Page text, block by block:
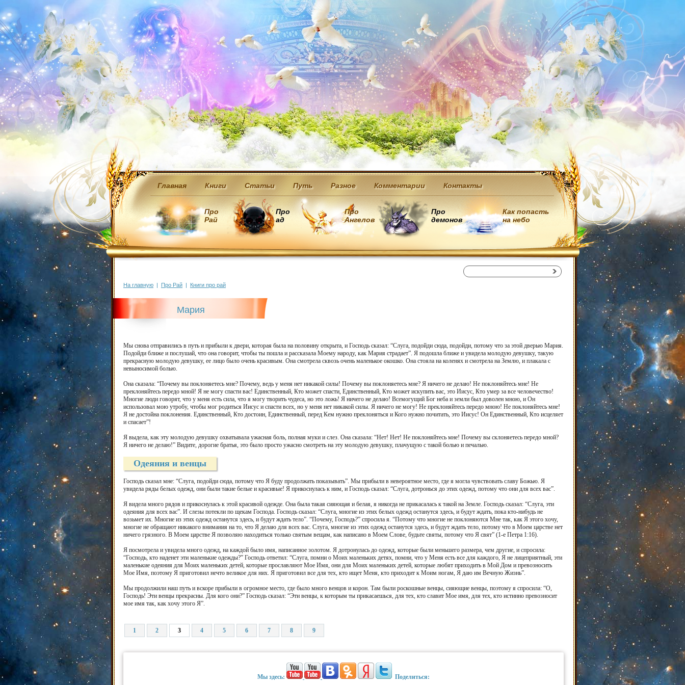
Главная Книги Статьи Путь Разное Комментарии Контакты
Про
Рай
Про
ад
Про
Ангелов
Про
демонов
Как попасть
на небо
На главную | Про Рай | Книги про рай
Мария
Мы снова отправились в путь и прибыли к двери, которая была на половину открыта, и Господь сказал: “Слуга, подойди сюда, подойди, потому что за этой дверью Мария.
Подойди ближе и послушай, что она говорит, чтобы ты пошла и рассказала Моему народу, как Мария страдает”. Я подошла ближе и увидела молодую девушку, такую
прекрасную молодую девушку, ее лицо было очень красивым. Она смотрела сквозь очень маленькое окошко. Она стояла на коленях и смотрела на Землю, и плакала с
невыносимой болью.
Она сказала: “Почему вы поклоняетесь мне? Почему, ведь у меня нет никакой силы! Почему вы поклоняетесь мне? Я ничего не делаю! Не поклоняйтесь мне! Не
преклоняйтесь передо мной! Я не могу спасти вас! Единственный, Кто может спасти, Единственный, Кто может искупить вас, это Иисус, Кто умер за все человечество!
Многие люди говорят, что у меня есть сила, что я могу творить чудеса, но это ложь! Я ничего не делаю! Всемогущий Бог неба и земли был доволен мною, и Он
использовал мою утробу, чтобы мог родиться Иисус и спасти всех, но у меня нет никакой силы. Я ничего не могу! Не преклоняйтесь передо мною! Не поклоняйтесь мне!
Я не достойна поклонения. Единственный, Кто достоин, Единственный, перед Кем нужно преклоняться и Кого нужно почитать, это Иисус! Он Единственный, Кто исцеляет
и спасает”!
Я выдела, как эту молодую девушку охватывала ужасная боль, полная муки и слез. Она сказала: “Нет! Нет! Не поклоняйтесь мне! Почему вы склоняетесь передо мной?
Я ничего не делаю!” Видите, дорогие братья, это было просто ужасно смотреть на эту молодую девушку, плачущую с такой болью и печалью.
Одеяния и венцы
Господь сказал мне: “Слуга, подойди сюда, потому что Я буду продолжать показывать”. Мы прибыли в невероятное место, где я могла чувствовать славу Божью. Я
увидела ряды белых одежд, они были такие белые и красивые! Я прикоснулась к ним, и Господь сказал: “Слуга, дотронься до этих одежд, потому что они для всех вас”.
Я видела много рядов и прикоснулась к этой красивой одежде. Она была такая сияющая и белая, я никогда не прикасалась к такой на Земле. Господь сказал: “Слуга, эти
одеяния для всех вас”. И слезы потекли по щекам Господа. Господь сказал: “Слуга, многие из этих белых одежд останутся здесь, и будут ждать, пока кто-нибудь не
возьмет их. Многие из этих одежд останутся здесь, и будут ждать тело”. “Почему, Господь?” спросила я. “Потому что многие не поклоняются Мне так, как Я этого хочу,
многие не обращают никакого внимания на то, что Я делаю для всех вас. Слуга, многие из этих одежд останутся здесь, и будут ждать тело, потому что в Моем царстве нет
ничего грязного. В Моем царстве Я позволяю находиться только святым вещам, как написано в Моем Слове, будьте святы, потому что Я свят” (1-е Петра 1:16).
Я посмотрела и увидела много одежд, на каждой было имя, написанное золотом. Я дотронулась до одежд, которые были меньшего размера, чем другие, и спросила:
“Господь, кто наденет эти маленькие одежды?” Господь ответил: “Слуга, помни о Моих маленьких детях, помни, что у Меня есть все для каждого, Я не лицеприятный, эти
маленькие одеяния для Моих маленьких детей, которые прославляют Мое Имя, они для Моих маленьких детей, которые любят приходить в Мой Дом и превозносить
Мое Имя, поэтому Я приготовил нечто великое для них. Я приготовил все для тех, кто ищет Меня, кто приходит к Моим ногам, Я даю им Вечную Жизнь”.
Мы продолжили наш путь и вскоре прибыли в огромное место, где было много венцов и корон. Там были роскошные венцы, сияющие венцы, поэтому я спросила: “О,
Господь! Эти венцы прекрасны. Для кого они?” Господь сказал: “Эти венцы, к которым ты прикасаешься, для тех, кто славит Мое имя, для тех, кто истинно превозносит
мое имя так, как хочу этого Я”.
1 2 3 4 5 6 7 8 9
Мы здесь: Поделиться: